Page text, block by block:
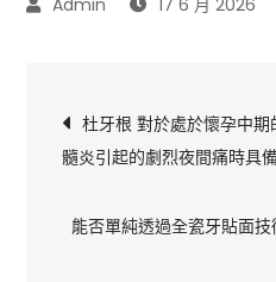
文
章
導
杜牙根 對於處於懷孕中
髓炎引起的劇烈夜間痛時具
能否單純透過全瓷牙貼面